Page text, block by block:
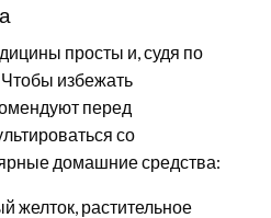
просты и, судя по
избежать
перед
со
домашние средства:
желток, растительное